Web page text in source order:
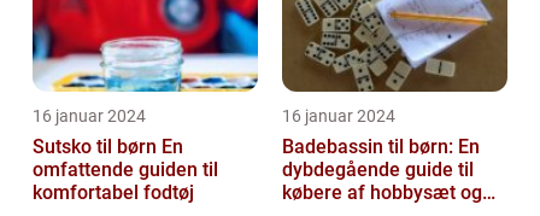
16 januar 2024
Sutsko til børn En
omfattende guiden til
komfortabel fodtøj
16 januar 2024
Badebassin til børn: En
dybdegående guide til
købere af hobbysæt og